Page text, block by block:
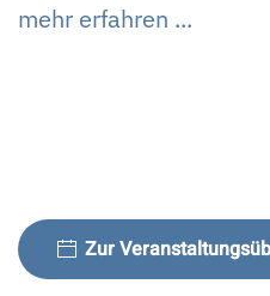
mehr erfahren ...
Zur